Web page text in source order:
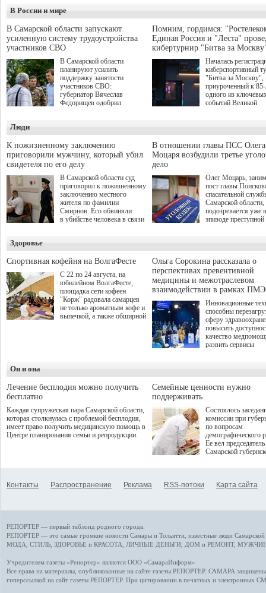
В России и мире
В Самарской области запускают
усиленную систему трудоустройства
участников СВО
В Самарской области
планируют усилить
поддержку занятости
участников СВО:
губернатор Вячеслав
Федорищев одобрил
Живайкина, направленные
на трудоустройство и более
спокойную адаптацию к
мирной жизни.
Помним, гордимся:
Единая Россия и "Леста"
кибертурнир "Битва за
Началась
киберспортивный
"Битва за Москву",
приуроченный к
одного из
событий Великой
игре "Мир танков"
выступили
партия "Единая
игровая студия
Люди
К пожизненному заключению
приговорили мужчину, который убил
свидетеля по его делу
В Самарской области суд
приговорил к пожизненному
заключению местного
жителя по фамилии
Смирнов. Его обвиняли
в убийстве человека в связи
В отношении главы ПСС Олега
Моцаря возбудили третье
дело
Олег Моцарь,
пост главы
спасательной
Самарской области,
подозревается уже
эпизоде преступной
а сам он
Здоровье
Спортивная кофейня на ВолгаФесте
С 22 по 24 августа, на
юбилейном ВолгаФесте,
площадка сети кофеен
"Корж" радовала самарцев
не только ароматным кофе и
выпечкой, а также обширной
Ольга Сорокина рассказала о
перспективах превентивной
медицины и межотраслевом
взаимодействии в рамках
Инновационные
способны
сферу
повысить
качество
развить сервисы
определенными
К ним можно
возникающие при
данными
более динамичного
проникновения
сегмент
отраслевое
рассказала Ольга
ходе сессии
качества жизни" в
ПМЭФ 2025. В
РФ Михаил
представители
Государственной
Он и она
Лечение бесплодия можно получить
бесплатно
Каждая супружеская пара Самарской области,
которая столкнулась с проблемой бесплодия,
имеет право получить медицинскую помощь в
Центре планирования семьи и репродукции.
Семейные ценности нужно
поддерживать
Состоялось
комиссии при
по вопросам
демографического
Ее вел председатель
Самарской
Контакты Распространение Реклама RSS-потоки Карта сайта
РЕПОРТЕР — первый таблоид родного города.
РЕПОРТЕР — это самые громкие новости Самары и Тольятти, известные люди
МОДА, СТИЛЬ ЗДОРОВЬЕ и КРАСОТА ЛИЧНЫЕ ДЕНЬГИ ДОМ и РЕМОНТ,
Учредителем газеты «Репортер» является ООО «СамараИнформ»
Все права на материалы, опубликованные на сайте газеты РЕПОРТЕР. САМАРА защищены.
гиперссылкой на сайт газеты РЕПОРТЕР. При цитировании в печатных и электронных